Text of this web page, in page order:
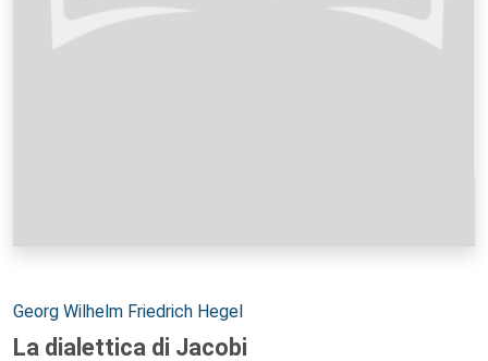
Autori:
Georg Wilhelm Friedrich Hegel
La dialettica di Jacobi